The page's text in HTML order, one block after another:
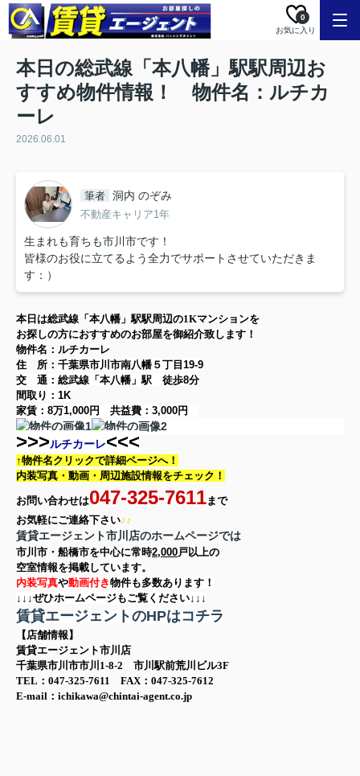
お気に入り
0
本日の総武線「本八幡」駅駅周辺お
すすめ物件情報！ 物件名：ルチカ
ーレ
2026.06.01
筆者 洞内 のぞみ
不動産キャリア1年
生まれも育ちも市川市です！
皆様のお役に立てるよう全力でサポートさせていただきま
す：）
本日は総武線「本八幡」駅駅周辺の1Kマンションを
お探しの方におすすめのお部屋を御紹介致します！
物件名：ルチカーレ
住 所： 千葉県市川市南八幡５丁目19-9
交 通：総武線「本八幡」駅 徒歩8分
間取り： 1K
家賃： 8万1,000円 共益費： 3,000円
>>>ルチカーレ<<<
↑物件名クリックで詳細ページへ！
内装写真・動画・ 周辺施設情報をチェック！
お問い合わせは047-325-7611まで
お気軽にご連絡下さい♪♪
賃貸エージェント市川店のホームページでは
市川市・船橋市を中心に常時2,000戸以上の
空室情報を掲載しています。
内装写真や動画付き物件も多数あります！
↓↓↓ぜひホームページもご覧ください↓↓↓
賃貸エージェントのHPはコチラ
【店舗情報】
賃貸エージェント市川店
千葉県市川市市川1-8-2 市川駅前荒川ビル3F
TEL：047-325-7611 FAX：047-325-7612
E-mail：ichikawa@chintai-agent.co.jp